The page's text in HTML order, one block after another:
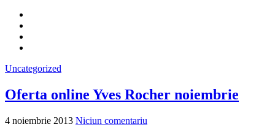
Uncategorized
Oferta online Yves Rocher noiembrie
4 noiembrie 2013 Niciun comentariu